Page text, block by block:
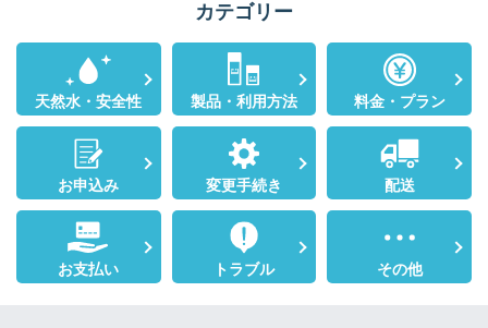
カテゴリー
天然水・安全性 製品・利用方法 料金・プラン
お申込み 変更手続き 配送
お支払い トラブル その他